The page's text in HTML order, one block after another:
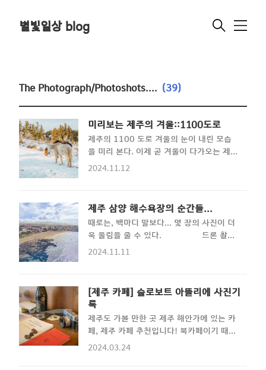
별빛일상 blog
메
The Photograph/Photoshots.... (39)
미리보는 제주의 겨울::1100도로
제주의 1100 도로 겨울의 눈이 내린 모습
을 미리 본다. 이제 곧 겨울이 다가오는 제주
의 모습을 미리 볼 수 있는 기회인 포스팅을
가는 길... 제주의 겨울말들이 나의 시선을
끈다. 어디가유...? 하고 물어보는 듯한 우수
에 찬 눈빛을 보이는 녀석... 다녀올
께...!! - 테마 2. 1100 도로 휴게소 - 제
주의 1100 도로 휴게소는 눈만 내리면 항
있어도 마음이 푸근해지는 장소이기에 눈이
내릴 때는 못 올라가지만, 눈이 내린 다음날
은 갈 수 있는 공간이다. - 테마 3. 1100
도로 가는 길.. 오는 길....
2024.11.12
제주 삼양 해수욕장의 순간들...
때로는, 백마디 말보다... 몇 장의 사진이 더
욱 울림을 줄 수 있다. 드론 촬영
영상모음 아래 글도 같이 보면 좋아요!
도에 대하여 포스팅해 본다. 특히나 이번 포
스팅에서는 추자도의 일몰사진과 영상을 담
아보았다. 추자도여행을 준비하고 있는 분들
에게 좋은 도움이 되었으면starwise.kr 산
다는 것은, 기록이다.기억을 걷는 시간 오늘
하루도 잘 살아있다. 그런데, 이 '현재'라는
2024.11.11
[제주 카페] 슬로보트 아뜰리에 사진기
록
제주도 가볼 만한 곳 제주 해안가에 있는 카
페, 제주 카페 추천입니다! 북카페이기 때문
에 조용히 책 읽기 좋습니다. "제주의 사진
2024.03.24